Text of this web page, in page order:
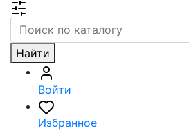
Найти
Войти
Избранное